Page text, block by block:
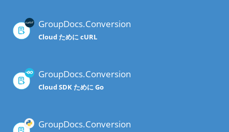
GroupDocs.Conversion
Cloud ために cURL
GroupDocs.Conversion
Cloud SDK ために Go
GroupDocs.Conversion